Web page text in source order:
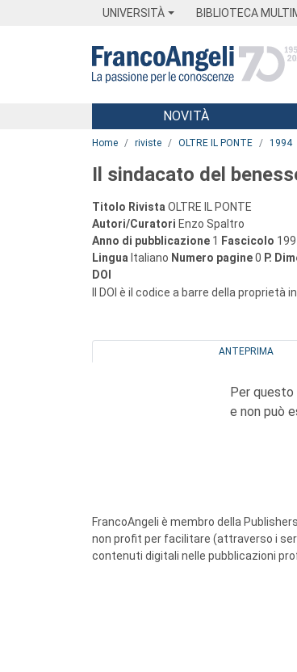
UNIVERSITÀ BIBLIOTECA
Menu
NOVITÀ
Home riviste OLTRE IL PONTE 1994
Il sindacato del
Titolo Rivista OLTRE IL PONTE
Autori/Curatori Enzo Spaltro
Anno di pubblicazione 1 Fascicolo
Lingua Italiano Numero pagine0 P.
DOI
Il DOI è il codice a barre della
ANTEPRIMA
Per questo
e non può
FrancoAngeli è membro della
non profit per facilitare (attraverso i
contenuti digitali nelle pubblicazioni